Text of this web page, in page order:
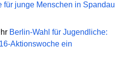
für junge Menschen in Spandau
Berlin-Wahl für Jugendliche:
Aktionswoche ein